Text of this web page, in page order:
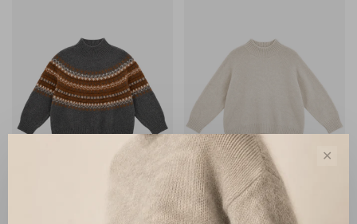
Zenggi Amsterdam
✕